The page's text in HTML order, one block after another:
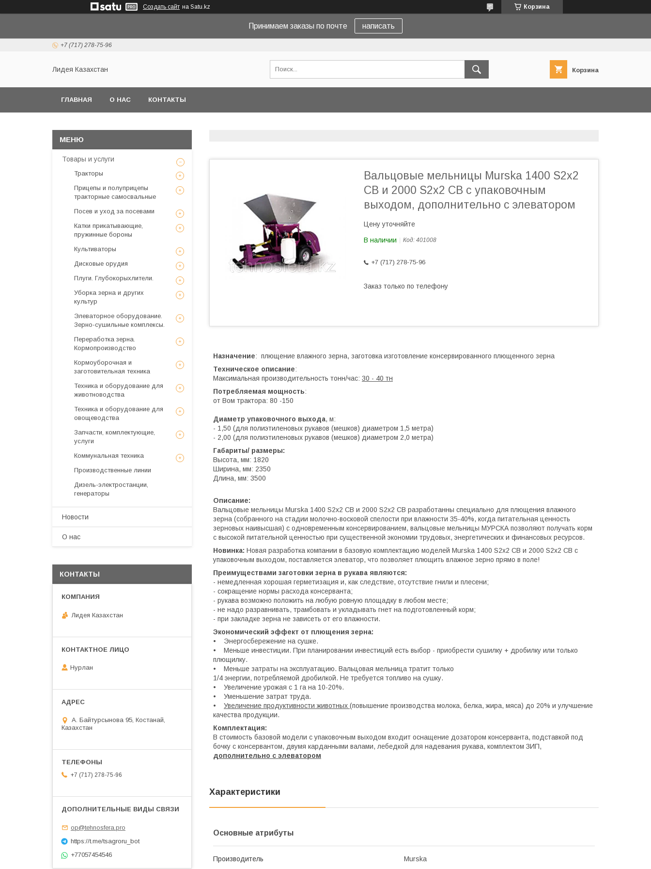
Создать сайт на Satu.kz Корзина
Принимаем заказы по почте написать
+7 (717) 278-75-96
Лидея Казахстан Корзина
ГЛАВНАЯ О НАС КОНТАКТЫ
Вальцовые мельницы Murska 1400 S2x2
CB и 2000 S2x2 CB с упаковочным
выходом, дополнительно с элеватором
Цену уточняйте
В наличии Код: 401008
+7 (717) 278-75-96
Заказ только по телефону
Назначение: плющение влажного зерна, заготовка изготовление консервированного плющенного зерна
Техническое описание:
Максимальная производительность тонн/час: 30 - 40 тн
Потребляемая мощность:
от Вом трактора: 80 -150
Диаметр упаковочного выхода, м:
- 1,50 (для полиэтиленовых рукавов (мешков) диаметром 1,5 метра)
- 2,00 (для полиэтиленовых рукавов (мешков) диаметром 2,0 метра)
Габариты/ размеры:
Высота, мм: 1820
Ширина, мм: 2350
Длина, мм: 3500
Описание:
Вальцовые мельницы Murska 1400 S2x2 CB и 2000 S2x2 CB разработанны специально для плющения влажного
зерна (собранного на стадии молочно-восковой спелости при влажности 35-40%, когда питательная ценность
зерновых наивысшая) с одновременным консервированием, вальцовые мельницы МУРСКА позволяют получать корм
с высокой питательной ценностью при существенной экономии трудовых, энергетических и финансовых ресурсов.
Новинка: Новая разработка компании в базовую комплектацию моделей Murska 1400 S2x2 CB и 2000 S2x2 CB с
упаковочным выходом, поставляется элеватор, что позволяет плющить влажное зерно прямо в поле!
Преимуществами заготовки зерна в рукава являются:
- немедленная хорошая герметизация и, как следствие, отсутствие гнили и плесени;
- сокращение нормы расхода консерванта;
- рукава возможно положить на любую ровную площадку в любом месте;
- не надо разравнивать, трамбовать и укладывать гнет на подготовленный корм;
- при закладке зерна не зависеть от его влажности.
Экономический эффект от плющения зерна:
• Энергосбережение на сушке.
• Меньше инвестиции. При планировании инвестиций есть выбор - приобрести сушилку + дробилку или только
плющилку.
• Меньше затраты на эксплуатацию. Вальцовая мельница тратит только
1/4 энергии, потребляемой дробилкой. Не требуется топливо на сушку.
• Увеличение урожая с 1 га на 10-20%.
• Уменьшение затрат труда.
• Увеличение продуктивности животных (повышение производства молока, белка, жира, мяса) до 20% и улучшение
качества продукции.
Комплектация:
В стоимость базовой модели с упаковочным выходом входит оснащение дозатором консерванта, подставкой под
бочку с консервантом, двумя карданными валами, лебедкой для надевания рукава, комплектом ЗИП,
дополнительно с элеватором
Характеристики
Основные атрибуты
Производитель Murska
Товары и услуги
Тракторы
Прицепы и полуприцепы
тракторные самосвальные
Посев и уход за посевами
Катки прикатывающие,
пружинные бороны
Культиваторы
Дисковые орудия
Плуги. Глубокорыхлители.
Уборка зерна и других
культур
Элеваторное оборудование.
Зерно-сушильные комплексы.
Переработка зерна.
Кормопроизводство
Кормоуборочная и
заготовительная техника
Техника и оборудование для
животноводства
Техника и оборудование для
овощеводства
Запчасти, комплектующие,
услуги
Коммунальная техника
Производственные линии
Дизель-электростанции,
генераторы
Новости
О нас
КОНТАКТЫ
Лидея Казахстан
Нурлан
А. Байтурсынова 95, Костанай,
Казахстан
+7 (717) 278-75-96
op@tehnosfera.pro
https://t.me/tsagroru_bot
+77057454546